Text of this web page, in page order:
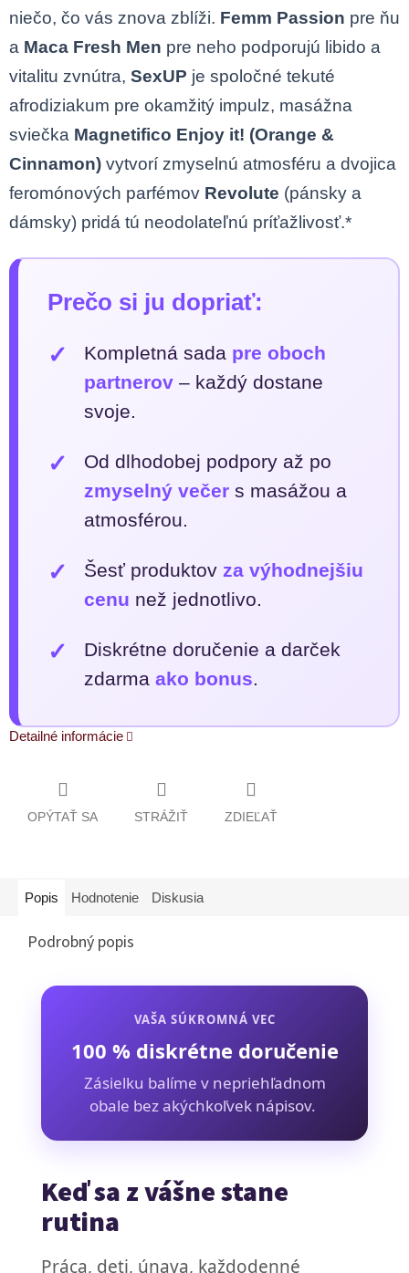
niečo, čo vás znova zblíži. Femm Passion pre ňu
a Maca Fresh Men pre neho podporujú libido a
vitalitu zvnútra, SexUP je spoločné tekuté
afrodiziakum pre okamžitý impulz, masážna
sviečka Magnetifico Enjoy it! (Orange &
Cinnamon) vytvorí zmyselnú atmosféru a dvojica
feromónových parfémov Revolute (pánsky a
dámsky) pridá tú neodolateľnú príťažlivosť.*
Prečo si ju dopriať:
✓
Kompletná sada pre oboch
partnerov – každý dostane
svoje.
✓
Od dlhodobej podpory až po
zmyselný večer s masážou a
atmosférou.
✓ Šesť produktov za výhodnejšiu
cenu než jednotlivo.
✓
Diskrétne doručenie a darček
zdarma ako bonus.
Detailné informácie
OPÝTAŤ SA STRÁŽIŤ ZDIEĽAŤ
Popis Hodnotenie Diskusia
Podrobný popis
VAŠA SÚKROMNÁ VEC
100 % diskrétne doručenie
Zásielku balíme v nepriehľadnom
obale bez akýchkoľvek nápisov.
Keď sa z vášne stane
rutina
Práca, deti, únava, každodenné